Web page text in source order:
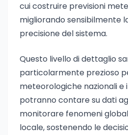
cui costruire previsioni
migliorando sensibilmente
precisione del sistema.
Questo livello di dettaglio
particolarmente prezioso
meteorologiche nazionali e
potranno contare su dati
monitorare fenomeni
locale, sostenendo le